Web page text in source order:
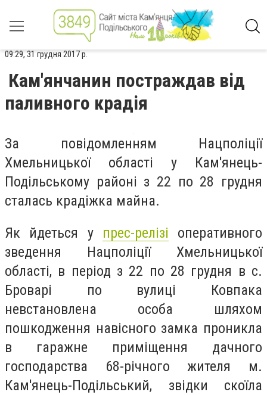
09:29, 31 грудня 2017 р.
Кам'янчанин постраждав від
паливного крадія
За повідомленням Нацполіції
Хмельницької області у Кам'янець-
Подільському районі з 22 по 28 грудня
сталась крадіжка майна.
Як йдеться у прес-релізі оперативного
зведення Нацполіції Хмельницької
області, в період з 22 по 28 грудня в с.
Броварі по вулиці Ковпака
невстановлена особа шляхом
пошкодження навісного замка проникла
в гаражне приміщення дачного
господарства 68-річного жителя м.
Кам'янець-Подільський, звідки скоїла